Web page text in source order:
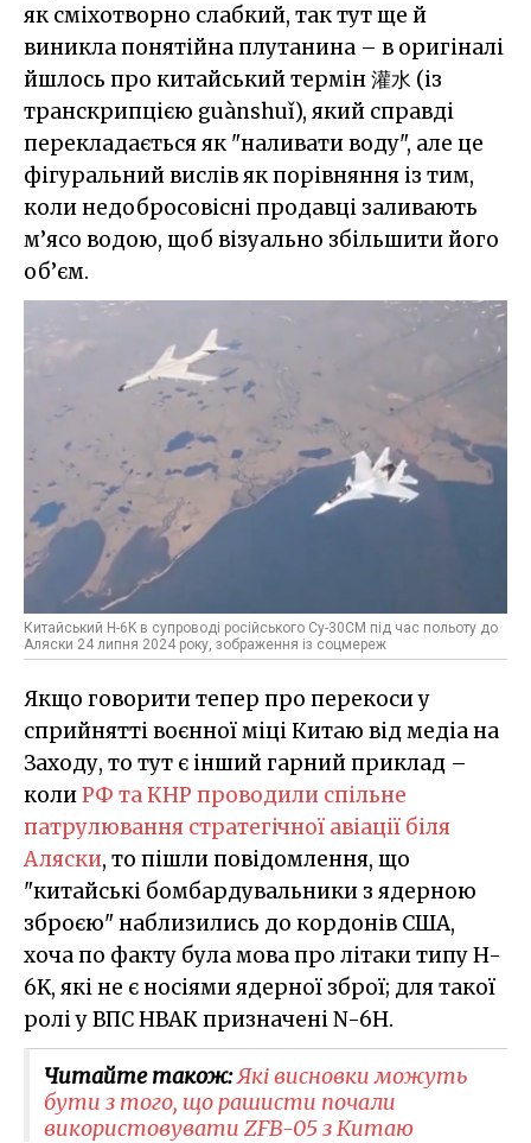
як сміхотворно слабкий, так тут ще й
виникла понятійна плутанина – в оригіналі
йшлось про китайський термін 灌水 (із
транскрипцією guànshuǐ), який справді
перекладається як "наливати воду", але це
фігуральний вислів як порівняння із тим,
коли недобросовісні продавці заливають
м’ясо водою, щоб візуально збільшити його
об’єм.
Китайський H-6K в супроводі російського Су-30СМ під час польоту до
Аляски 24 липня 2024 року, зображення із соцмереж
Якщо говорити тепер про перекоси у
сприйнятті воєнної міці Китаю від медіа на
Заходу, то тут є інший гарний приклад –
колиРФ та КНР проводили спільне
патрулювання стратегічної авіації біля
Аляски, то пішли повідомлення, що
"китайські бомбардувальники з ядерною
зброєю" наблизились до кордонів США,
хоча по факту була мова про літаки типу H-
6K, які не є носіями ядерної зброї; для такої
ролі у ВПС НВАК призначені N-6H.
Читайте також:Які висновки можуть
бути з того, що рашисти почали
використовувати ZFB-05 з Китаю